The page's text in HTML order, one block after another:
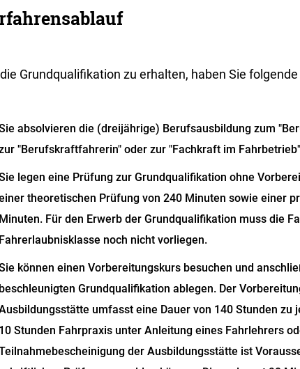
Grundqualifikation zu erhalten, haben Sie
absolvieren die (dreijährige) Berufsausbildung zum
"Berufskraftfahrerin" oder zur "Fachkraft im
legen eine Prüfung zur Grundqualifikation ohne
iner theoretischen Prüfung von 240 Minuten sowie einer
inuten. Für den Erwerb der Grundqualifikation muss die
rlaubnisklasse noch nicht vorliegen.
können einen Vorbereitungskurs besuchen und
Grundqualifikation ablegen.Der Vorberei
sstätte umfasst eine Dauer von 140 Stunden zu
Stunden Fahrpraxis unter Anleitung eines Fahrlehrers
escheinigung der Ausbildungsstätte ist Voraus